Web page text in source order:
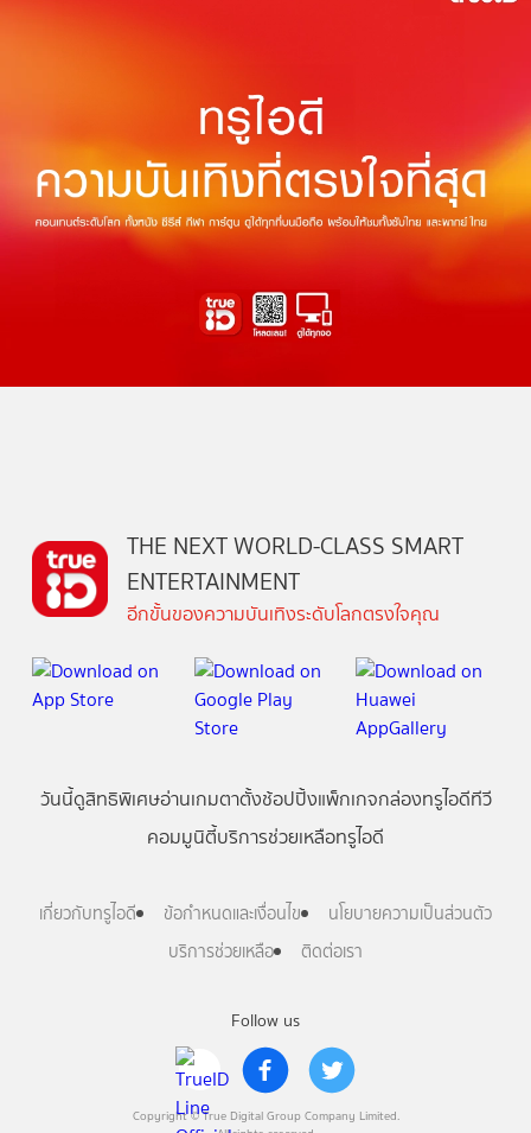
Follow us
Copyright © True Digital Group Company Limited.
THE NEXT WORLD-CLASS SMART
ENTERTAINMENT
อีกขั้นของความบันเทิงระดับโลกตรงใจคุณ
วันนี้ดูสิทธิพิเศษอ่านเกมตาตั้งช้อปปิ้งแพ็กเกจกล่องทรูไอดีทีวี
คอมมูนิตี้บริการช่วยเหลือทรูไอดี
เกี่ยวกับทรูไอดี ข้อกำหนดและเงื่อนไข
นโยบายความเป็นส่วนตัว
บริการช่วยเหลือ
ติดต่อเรา